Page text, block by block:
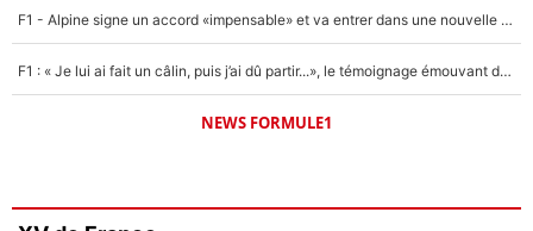
F1 - Alpine signe un accord «impensable» et va entrer dans une nouvelle dimension : Grande nouvelle pour Pierre Gasly !
F1 : « Je lui ai fait un câlin, puis j’ai dû partir...», le témoignage émouvant de Max Verstappen sur sa fille
NEWS FORMULE1